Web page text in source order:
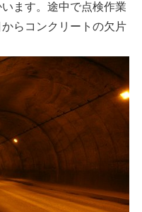
ます。途中で点検作業
らコンクリートの欠片